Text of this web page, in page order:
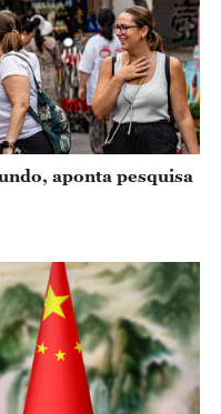
aponta pesquisa